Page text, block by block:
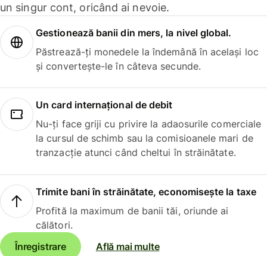
un singur cont, oricând ai nevoie.
Gestionează banii din mers, la nivel global.
Păstrează-ți monedele la îndemână în același loc
și convertește-le în câteva secunde.
Un card internațional de debit
Nu-ți face griji cu privire la adaosurile comerciale
la cursul de schimb sau la comisioanele mari de
tranzacție atunci când cheltui în străinătate.
Trimite bani în străinătate, economisește la taxe
Profită la maximum de banii tăi, oriunde ai
călători.
Înregistrare
Află mai multe